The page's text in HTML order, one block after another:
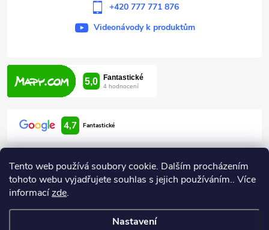
Tento web používá soubory cookie. Dalším procházením
tohoto webu vyjadřujete souhlas s jejich používáním.. Více
informacízde.
Nastavení
+420 777 771 876
Videonávody k produktům
4,7 Fantastické